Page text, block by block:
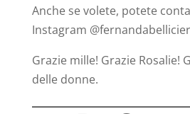
Anche se volete, potete
Instagram
Grazie mille! Grazie Rosalie!
delle donne.